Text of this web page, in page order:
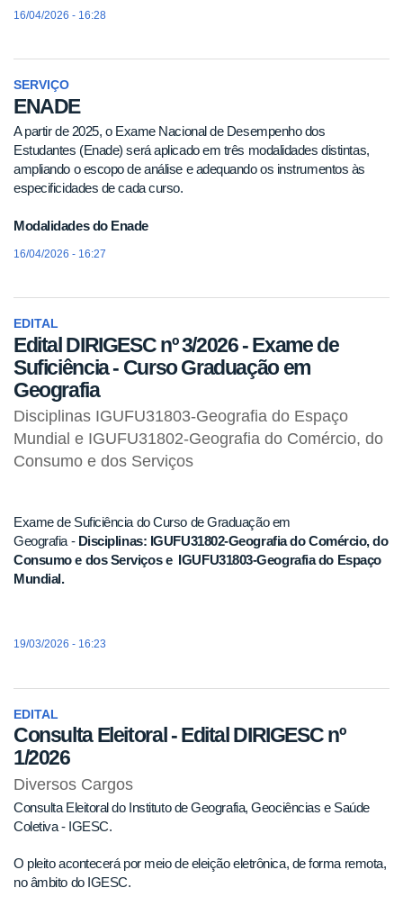
16/04/2026 - 16:28
SERVIÇO
ENADE
A partir de 2025, o Exame Nacional de Desempenho dos
Estudantes (Enade) será aplicado em três modalidades distintas,
ampliando o escopo de análise e adequando os instrumentos às
especificidades de cada curso.
Modalidades do Enade
16/04/2026 - 16:27
EDITAL
Edital DIRIGESC nº 3/2026 - Exame de
Suficiência - Curso Graduação em
Geografia
Disciplinas IGUFU31803-Geografia do Espaço
Mundial e IGUFU31802-Geografia do Comércio, do
Consumo e dos Serviços
Exame de Suficiência do Curso de Graduação em
Geografia - Disciplinas: IGUFU31802-Geografia do Comércio, do
Consumo e dos Serviços e IGUFU31803-Geografia do Espaço
Mundial.
19/03/2026 - 16:23
EDITAL
Consulta Eleitoral - Edital DIRIGESC nº
1/2026
Diversos Cargos
Consulta Eleitoral do Instituto de Geografia, Geociências e Saúde
Coletiva - IGESC.
O pleito acontecerá por meio de eleição eletrônica, de forma remota,
no âmbito do IGESC.